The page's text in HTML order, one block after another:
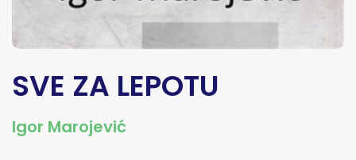
SVE ZA LEPOTU
Igor Marojević